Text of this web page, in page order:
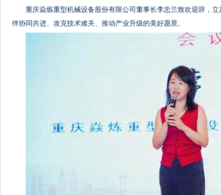
重庆焱炼重型机械设备股份有限公司董事长李忠兰致欢迎辞，
伴协同共进、攻克技术难关、推动产业升级的美好愿景。